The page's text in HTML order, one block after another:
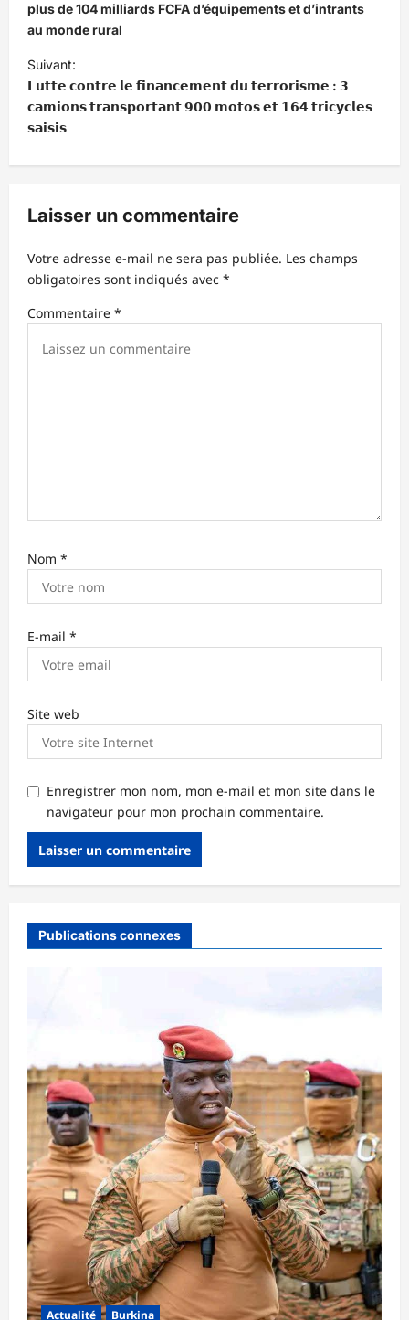
v
i
g
a
t
n
’
r
plus de 104 milliards FCFA d’équipements et d’intrants
au monde rural
Suivant:
𝗟𝘂𝘁𝘁𝗲 𝗰𝗼𝗻𝘁𝗿𝗲 𝗹𝗲 𝗳𝗶𝗻𝗮𝗻𝗰𝗲𝗺𝗲𝗻𝘁 𝗱𝘂 𝘁𝗲𝗿𝗿𝗼𝗿𝗶𝘀𝗺𝗲 : 𝟯
𝗰𝗮𝗺𝗶𝗼𝗻𝘀 𝘁𝗿𝗮𝗻𝘀𝗽𝗼𝗿𝘁𝗮𝗻𝘁 𝟵𝟬𝟬 𝗺𝗼𝘁𝗼𝘀 𝗲𝘁 𝟭𝟲𝟰 𝘁𝗿𝗶𝗰𝘆𝗰𝗹𝗲𝘀
𝘀𝗮𝗶𝘀𝗶𝘀
Laisser un commentaire
Votre adresse e-mail ne sera pas publiée. Les champs
obligatoires sont indiqués avec *
Commentaire *
Nom *
E-mail *
Site web
Enregistrer mon nom, mon e-mail et mon site dans le
navigateur pour mon prochain commentaire.
Publications connexes
Actualité Burkina